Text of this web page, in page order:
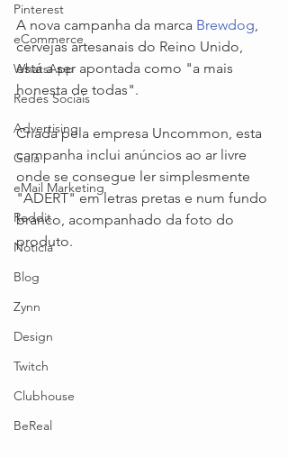
Pinterest
eCommerce
WhatsApp
Redes Sociais
Advertising
Guia
eMail Marketing
Reddit
Notícia
Blog
Zynn
Design
Twitch
Clubhouse
BeReal
A nova campanha da marca Brewdog,
cervejas artesanais do Reino Unido,
está a ser apontada como "a mais
honesta de todas".
Criada pela empresa Uncommon, esta
campanha inclui anúncios ao ar livre
onde se consegue ler simplesmente
"ADERT" em letras pretas e num fundo
branco, acompanhado da foto do
produto.